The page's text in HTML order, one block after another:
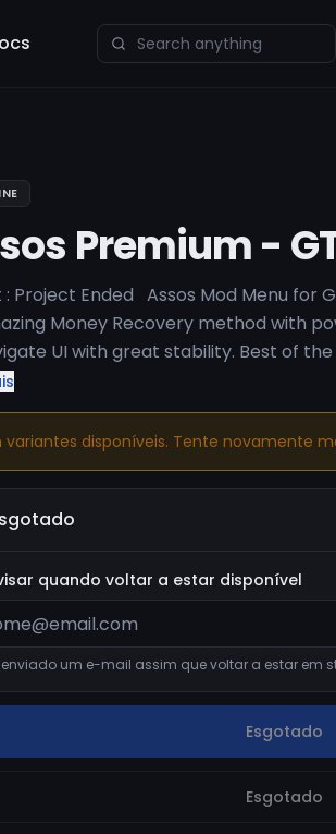
Premium -
Project Ended Assos Mod Menu for
Money Recovery method with
UI with great stability. Best of
GTA online.
variantes disponíveis. Tente novamente
quando voltar a estar disponível
enviado um e-mail assim que voltar a estar em
Esgotado
Esgotado